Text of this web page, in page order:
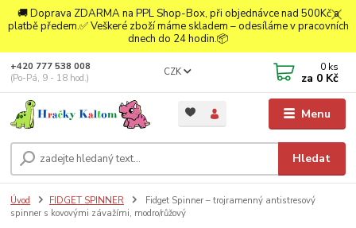
🚚 Doprava ZDARMA na PPL Shop-Box, při objednávce nad 500Kč a
platbě předem.✅ Veškeré zboží máme skladem – odesíláme v pracovních
dnech do 24 hodin.📦
Menu
CZK
Hledat
+420 777 538 008
(Po-Pá, 9 - 18 hod.)
0 ks
za 0 Kč
Úvod FIDGET SPINNER
Fidget Spinner – trojramenný antistresový
spinner s kovovými závažími, modro/růžový